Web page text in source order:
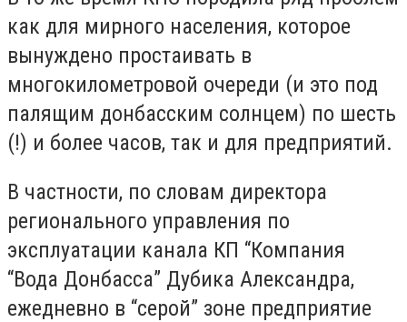
как для мирного населения, которое
вынуждено простаивать в
многокилометровой очереди (и это под
палящим донбасским солнцем) по шесть
(!) и более часов, так и для предприятий.
В частности, по словам директора
регионального управления по
эксплуатации канала КП “Компания
“Вода Донбасса” Дубика Александра,
ежедневно в “серой” зоне предприятие